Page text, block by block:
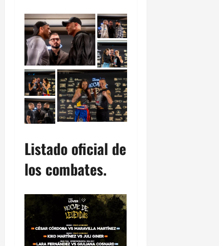
Listado oficial de
los combates.